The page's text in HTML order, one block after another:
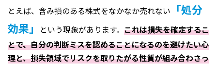
とえば、含み損のある株式をなかなか売れない
「処分
効果」
という現象があります。 これは損失を確定するこ
とで、自分の判断ミスを認めることになるのを避けたい心
理と、損失領域でリスクを取りたがる性質が組み合わさっ